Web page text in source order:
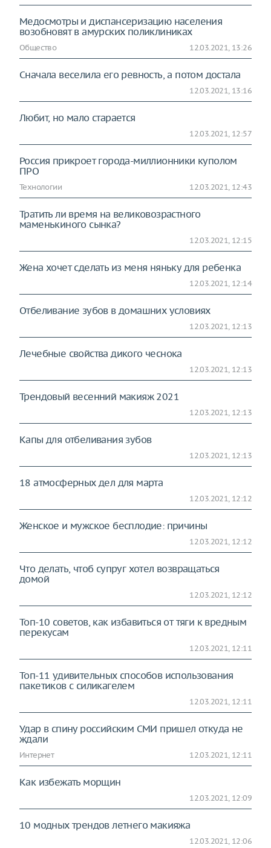
Медосмотры и диспансеризацию населения
возобновят в амурских поликлиниках
Общество 12.03.2021, 13:26
Сначала веселила его ревность, а потом достала
12.03.2021, 13:16
Любит, но мало старается
12.03.2021, 12:57
Россия прикроет города-миллионники куполом
ПРО
Технологии 12.03.2021, 12:43
Тратить ли время на великовозрастного
маменькиного сынка?
12.03.2021, 12:15
Жена хочет сделать из меня няньку для ребенка
12.03.2021, 12:14
Отбеливание зубов в домашних условиях
12.03.2021, 12:13
Лечебные свойства дикого чеснока
12.03.2021, 12:13
Трендовый весенний макияж 2021
12.03.2021, 12:13
Капы для отбеливания зубов
12.03.2021, 12:13
18 атмосферных дел для марта
12.03.2021, 12:12
Женское и мужское бесплодие: причины
12.03.2021, 12:12
Что делать, чтоб супруг хотел возвращаться
домой
12.03.2021, 12:12
Топ-10 советов, как избавиться от тяги к вредным
перекусам
12.03.2021, 12:11
Топ-11 удивительных способов использования
пакетиков с силикагелем
12.03.2021, 12:11
Удар в спину российским СМИ пришел откуда не
ждали
Интернет 12.03.2021, 12:11
Как избежать морщин
12.03.2021, 12:09
10 модных трендов летнего макияжа
12.03.2021, 12:06